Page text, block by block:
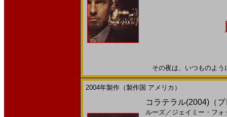
その夜は、いつものよ
2004年製作（製作国 アメリカ）
コラテラル(2004)（
ルーズ／ ジェイミー・フォ